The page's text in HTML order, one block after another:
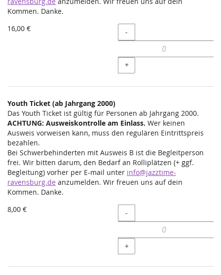
Kommen. Danke.
16,00 €
Menge
-
+
Youth Ticket (ab Jahrgang 2000)
Das Youth Ticket ist gültig für Personen ab Jahrgang 2000.
ACHTUNG: Ausweiskontrolle am Einlass. Wer keinen
Ausweis vorweisen kann, muss den regulären Eintrittspreis
bezahlen.
Bei Schwerbehinderten mit Ausweis B ist die Begleitperson
frei. Wir bitten darum, den Bedarf an Rolliplätzen (+ ggf.
Begleitung) vorher per E-mail unter info@jazztime-
ravensburg.de anzumelden. Wir freuen uns auf dein
Kommen. Danke.
8,00 €
Menge
-
+